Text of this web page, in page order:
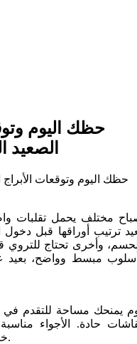
حظك اليوم
مختلف يحمل تقلبات
ترتيب أوراقها قبل
وأخرى تحتاج للتروي
مبسط وواضح، بعيد
يمنحك مساحة للتقدم
حادة. الأجواء
خطوة من شخص كان غامضاً بالنسبة لك.